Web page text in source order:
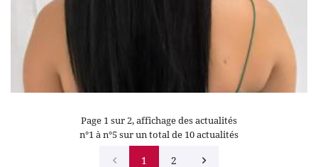
#extensions #extensionskeratine #valencedagen82
#coiffeurvalencedagen #keratine
Page 1 sur 2,affichage des actualités
n°1 à n°5 sur un total de 10actualités
1 2